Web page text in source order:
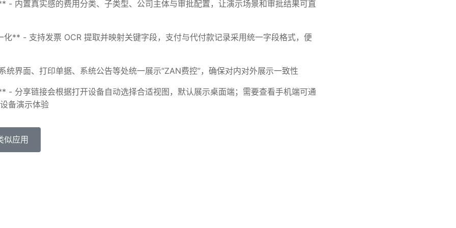
- 内置真实感的费用分类、子类型、公司主体与审批配置，让演示场景和审批结果可直
** - 支持发票 OCR 提取并映射关键字段，支付与代付款记录采用统一字段格式，便
界面、打印单据、系统公告等处统一展示“ZAN费控”，确保对内对外展示一致性
- 分享链接会根据打开设备自动选择合适视图，默认展示桌面端；需要查看手机端可通
备演示体验
似应用